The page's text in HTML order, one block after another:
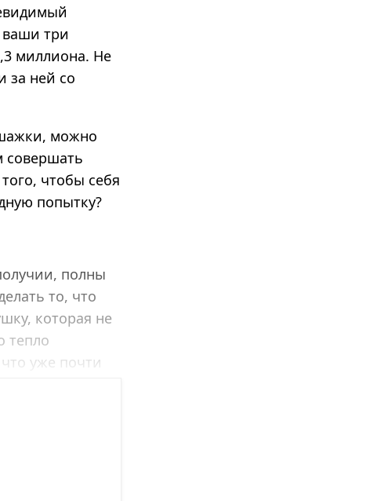
ваши три
миллиона. Не
за ней со
можно
совершать
чтобы себя
попытку?
полны
то, что
которая не
тепло
уже почти